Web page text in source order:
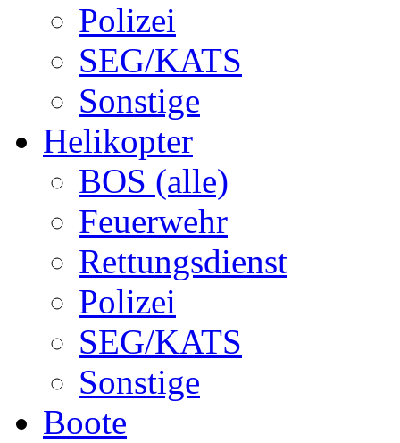
Polizei
SEG/KATS
Sonstige
Helikopter
BOS (alle)
Feuerwehr
Rettungsdienst
Polizei
SEG/KATS
Sonstige
Boote